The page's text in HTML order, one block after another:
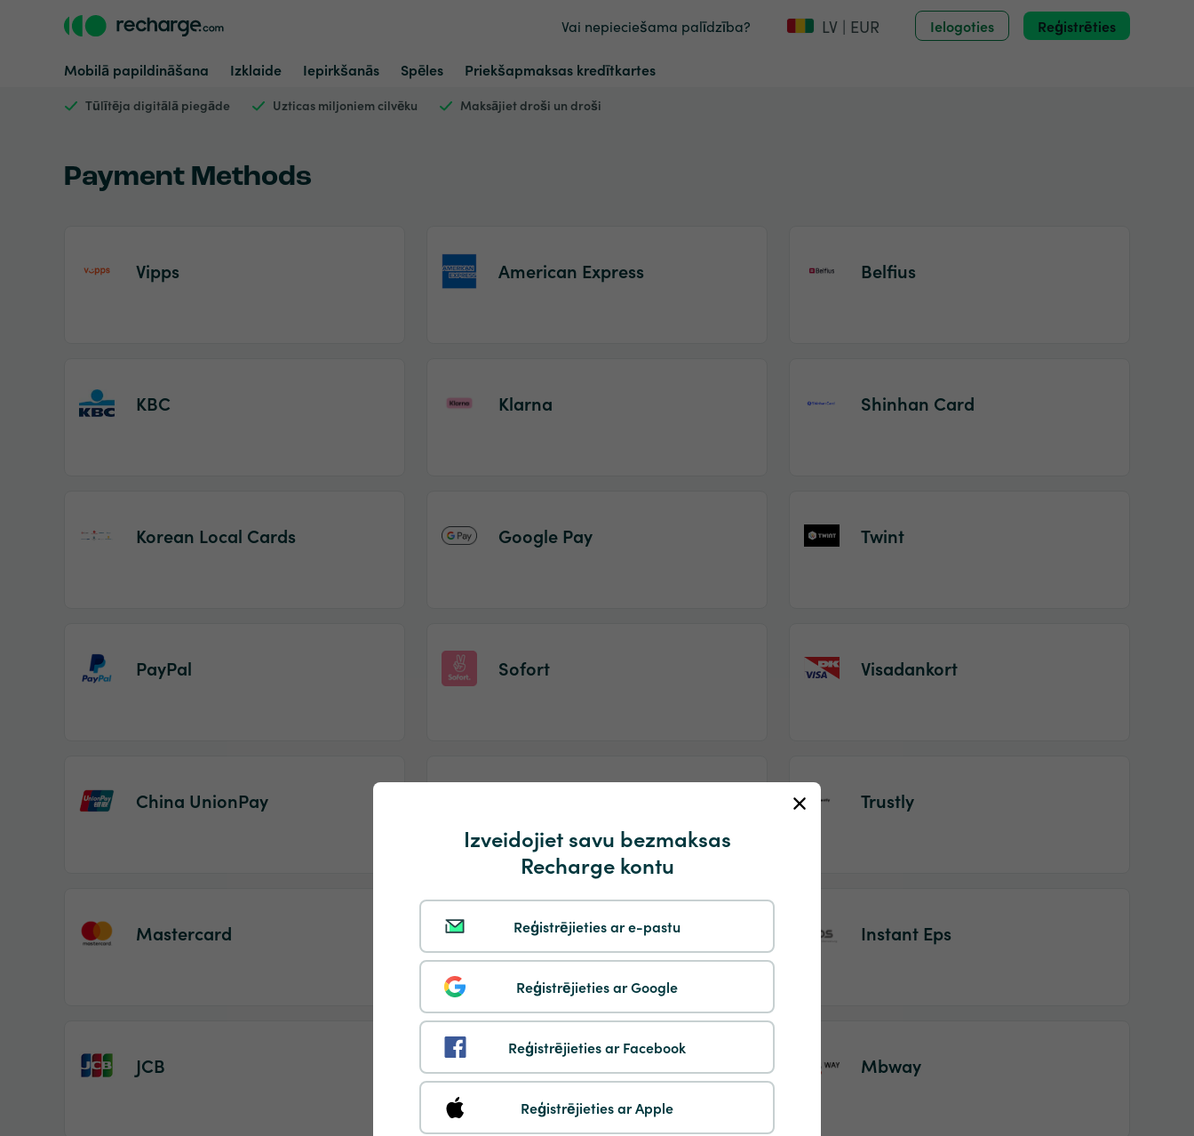
Vai nepieciešama palīdzība? LV | EUR Ielogoties Reģistrēties
Mobilā papildināšana Izklaide Iepirkšanās Spēles Priekšapmaksas kredītkartes
Tūlītēja digitālā piegāde Uzticas miljoniem cilvēku Maksājiet droši un droši
Izveidojiet savu bezmaksas
Recharge kontu
Reģistrējieties ar e-pastu
Reģistrējieties ar Google
Reģistrējieties ar Facebook
Reģistrējieties ar Apple
Payment Methods
Vipps American Express Belfius
KBC Klarna Shinhan Card
Korean Local Cards Google Pay Twint
PayPal Sofort Visadankort
China UnionPay Trustly
Mastercard Multibanco Instant Eps
JCB Pay by Phone Mbway